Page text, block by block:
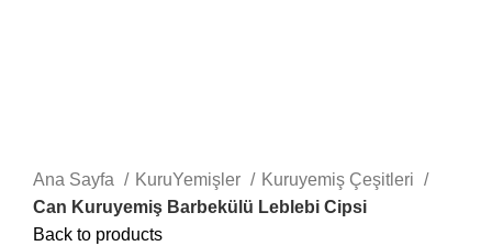
Ana Sayfa KuruYemişler
Kuruyemiş Çeşitleri
Can Kuruyemiş Barbekülü Leblebi Cipsi
Back to products